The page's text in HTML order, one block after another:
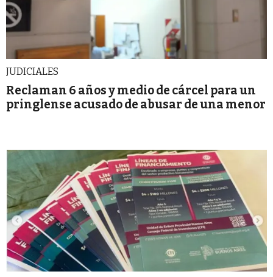
JUDICIALES
Reclaman 6 años y medio de cárcel para un
pringlense acusado de abusar de una menor